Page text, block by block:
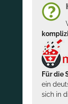
Für die
ein
sich in